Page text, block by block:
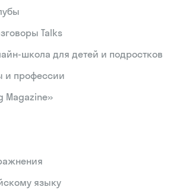
Talks
школа для детей и подростков
и профессии
Magazine»
языку